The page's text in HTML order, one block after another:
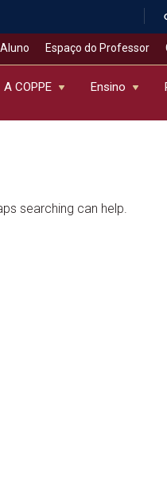
Espaço do Professor
A COPPE Ensino
searching can help.